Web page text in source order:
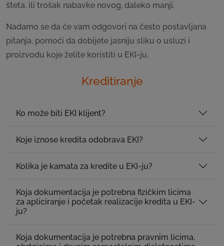
šteta, ili trošak nabavke novog, daleko manji.
Nadamo se da će vam odgovori na često postavljana
pitanja, pomoći da dobijete jasniju sliku o usluzi i
proizvodu koje želite koristiti u EKI-ju.
Kreditiranje
Ko može biti EKI klijent?
Koje iznose kredita odobrava EKI?
Kolika je kamata za kredite u EKI-ju?
Koja dokumentacija je potrebna fizičkim licima
za apliciranje i početak realizacije kredita u EKI-
ju?
Koja dokumentacija je potrebna pravnim licima,